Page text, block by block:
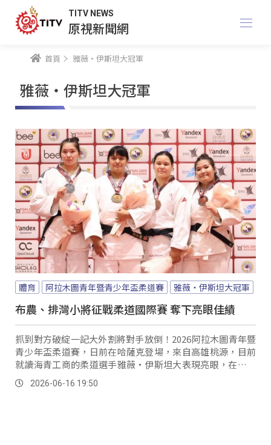
TITV NEWS
原視新聞網
首頁 雅薇‧伊斯坦大冠軍
雅薇‧伊斯坦大冠軍
體育 阿拉木圖青年暨青少年盃柔道賽 雅薇‧伊斯坦大冠軍
布農、排灣小將征戰柔道國際賽 奪下亮眼佳績
抓到對方破綻一記大外割將對手放倒！2026阿拉木圖青年暨
青少年盃柔道賽，日前在哈薩克登場，來自高雄桃源，目前
就讀海青工商的柔道選手雅薇‧伊斯坦大表現亮眼，在青少
年及青年組破天荒勇奪雙金，替台灣選手寫下難得的雙料冠
軍紀錄。2026-06-16 19:50